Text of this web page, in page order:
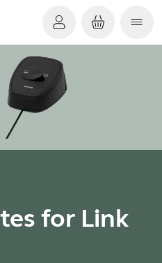
for Link